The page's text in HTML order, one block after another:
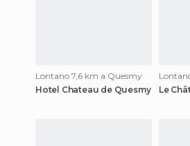
Lontano 7,6 km a Quesmy
Hotel Chateau de Quesmy
Le